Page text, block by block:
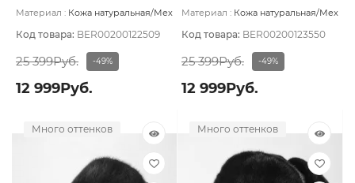
Чёрный размер 62
Материал : Кожа натуральная/Мех
Шёлк
Код товара: BER00200122509
25 399Руб. -49%
12 999Руб.
Синий оч тёмный размер
Материал : Кожа натуральная/Мех
Шёлк
Код товара: BER00200123550
25 399Руб. -49%
12 999Руб.
Много оттенков Много оттенков